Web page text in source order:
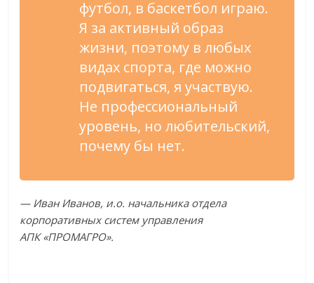
футбол, в баскетбол играю.
Я за активный образ
жизни, поэтому в любых
видах спорта, где можно
подвигаться, я участвую.
Не профессиональный
уровень, но любительский,
почему бы нет.
— Иван Иванов, и.о. начальника отдела
корпоративных систем управления
АПК«ПРОМАГРО».